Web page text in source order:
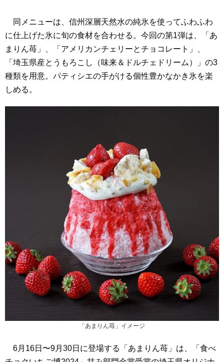
同メニューは、信州深層天然水の純氷を使ってふわふわ
に仕上げた氷に旬の食材を合わせる。今回の第1弾は、「あ
まりん苺」、「アメリカンチェリーとチョコレート」、
「埼玉県産とうもろこし（味来＆ドルチェドリーム）」の3
種類を用意。パティシエの手がける個性豊かなかき氷を楽
しめる。
「あまりん苺」イメージ
6月16日〜9月30日に登場する「あまりん苺」は、「食べ